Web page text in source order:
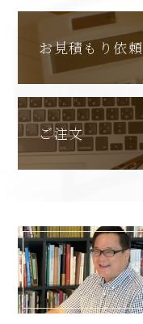
お見積もり依頼
ご注文